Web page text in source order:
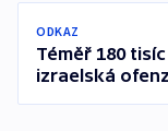
ODKAZ
Téměř 180
izraelská